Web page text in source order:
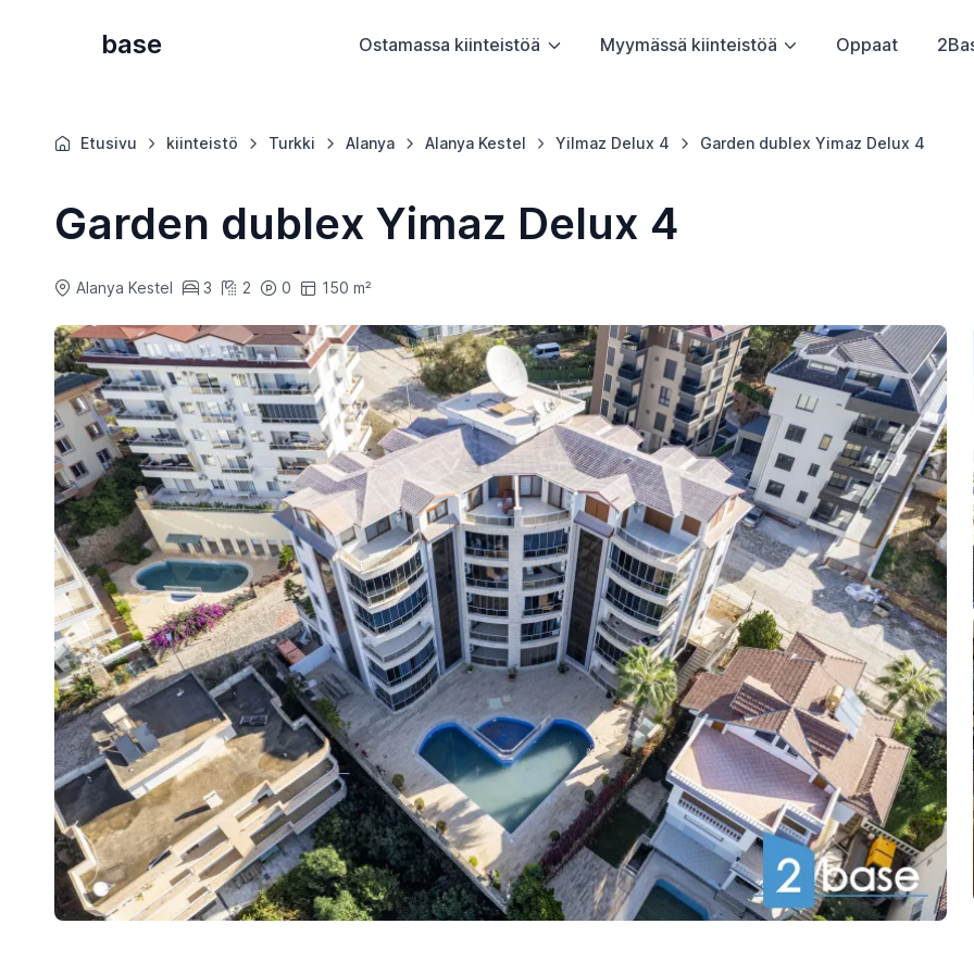
base Ostamassa kiinteistöä Myymässä kiinteistöä Oppaat
Etusivu kiinteistö Turkki Alanya Alanya Kestel Yilmaz Delux 4 Garden dublex Yimaz Delux 4
Garden dublex Yimaz Delux 4
Alanya Kestel 3 2 0 150 m²